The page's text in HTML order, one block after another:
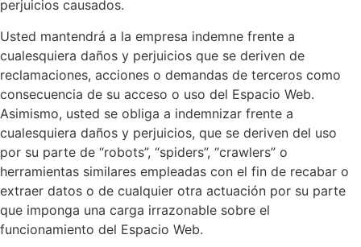
perjuicios causados.
Usted mantendrá a la empresa indemne frente a
cualesquiera daños y perjuicios que se deriven de
reclamaciones, acciones o demandas de terceros como
consecuencia de su acceso o uso del Espacio Web.
Asimismo, usted se obliga a indemnizar frente a
cualesquiera daños y perjuicios, que se deriven del uso
por su parte de “robots”, “spiders”, “crawlers” o
herramientas similares empleadas con el fin de recabar o
extraer datos o de cualquier otra actuación por su parte
que imponga una carga irrazonable sobre el
funcionamiento del Espacio Web.